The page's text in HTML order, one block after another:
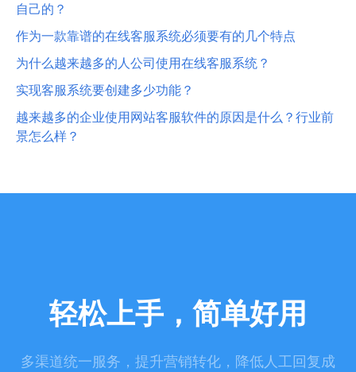
自己的？
作为一款靠谱的在线客服系统必须要有的几个特点
为什么越来越多的人公司使用在线客服系统？
实现客服系统要创建多少功能？
越来越多的企业使用网站客服软件的原因是什么？行业前
景怎么样？
轻松上手，简单好用
多渠道统一服务，提升营销转化，降低人工回复成